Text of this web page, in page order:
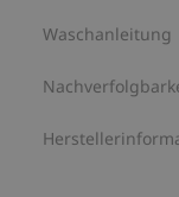
Artikelnummer:
Waschanleitung